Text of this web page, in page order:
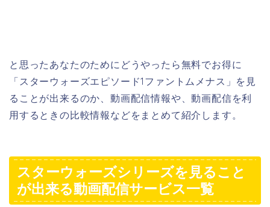
と思ったあなたのためにどうやったら無料でお得に
「スターウォーズエピソード1ファントムメナス」を見
ることが出来るのか、動画配信情報や、動画配信を利
用するときの比較情報などをまとめて紹介します。
スターウォーズシリーズを見ること
が出来る動画配信サービス一覧